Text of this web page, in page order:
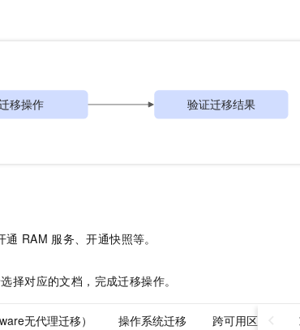
通 RAM 服务、开通快照等。
择对应的文档，完成迁移操作。
无代理迁移） 操作系统迁移 跨可用区迁移